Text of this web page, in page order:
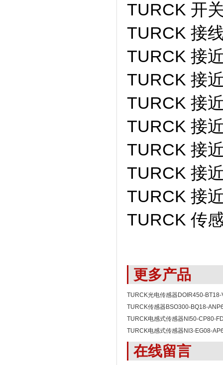
TURCK 开
TURCK 接
TURCK 接
TURCK 接
TURCK 接
TURCK 接
TURCK 接
TURCK 接
TURCK 接
TURCK 传
更多产品
TURCK光电传感器DOIR450-
TURCK传感器BSO300-BQ18-
0.15
TURCK电感式传感器NI50-CP80-
快
TURCK电感式传感器NI3-EG08-
在线留言